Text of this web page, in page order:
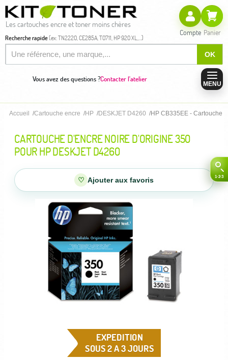
Les cartouches encre et toner moins chères
Recherche rapide(ex: TN2220, CE285A, T0711, HP 920 XL,...)
OK
Compte Panier
Vous avez des questions ?Contacter l'atelier
MENU
Accueil Cartouche encre HP DESKJET D4260 HP CB335EE - Cartouche
CARTOUCHE D'ENCRE NOIRE D'ORIGINE 350
POUR HP DESKJET D4260
♡ Ajouter aux favoris
EXPEDITION
SOUS 2 A 3 JOURS